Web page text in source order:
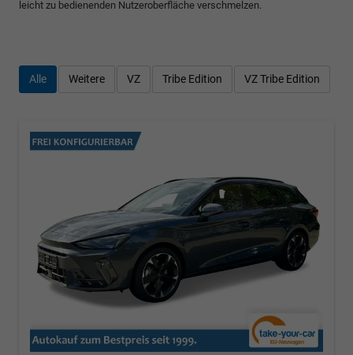
leicht zu bedienenden Nutzeroberfläche verschmelzen.
Alle Weitere VZ Tribe Edition VZ Tribe Edition